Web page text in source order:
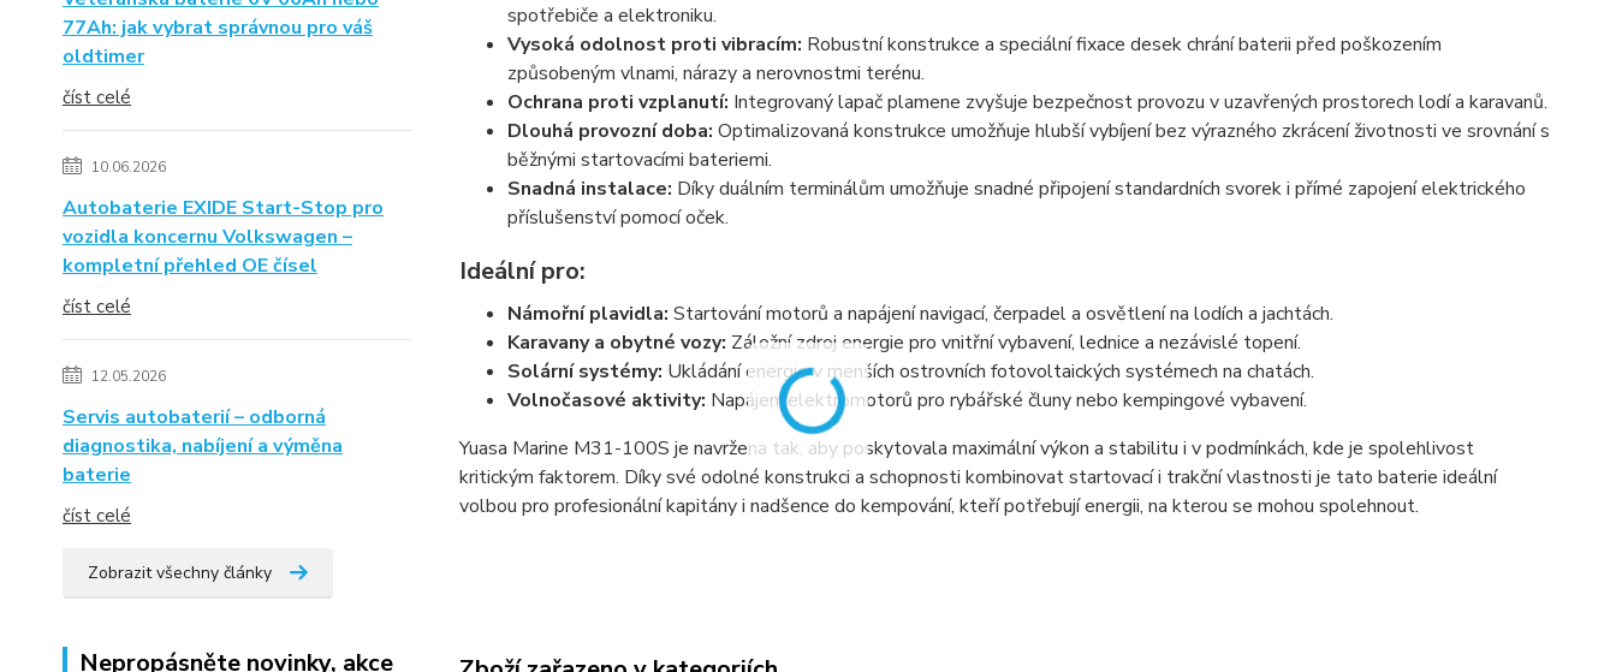
77Ah: jak vybrat správnou pro váš
oldtimer
číst celé
10.06.2026
Autobaterie EXIDE Start-Stop pro
vozidla koncernu Volkswagen –
kompletní přehled OE čísel
číst celé
12.05.2026
Servis autobaterií – odborná
diagnostika, nabíjení a výměna
baterie
číst celé
Zobrazit všechny články
Nepropásněte novinky, akce
spotřebiče a elektroniku.
Vysoká odolnost proti vibracím: Robustní konstrukce a speciální fixace desek chrání baterii před poškozením
způsobeným vlnami, nárazy a nerovnostmi terénu.
Ochrana proti vzplanutí: Integrovaný lapač plamene zvyšuje bezpečnost provozu v uzavřených prostorech lodí a karavanů.
Dlouhá provozní doba: Optimalizovaná konstrukce umožňuje hlubší vybíjení bez výrazného zkrácení životnosti ve srovnání s
běžnými startovacími bateriemi.
Snadná instalace: Díky duálním terminálům umožňuje snadné připojení standardních svorek i přímé zapojení elektrického
příslušenství pomocí oček.
Ideální pro:
Námořní plavidla: Startování motorů a napájení navigací, čerpadel a osvětlení na lodích a jachtách.
Karavany a obytné vozy: Záložní zdroj energie pro vnitřní vybavení, lednice a nezávislé topení.
Solární systémy: Ukládání energie v menších ostrovních fotovoltaických systémech na chatách.
Volnočasové aktivity: Napájení elektromotorů pro rybářské čluny nebo kempingové vybavení.
Yuasa Marine M31-100S je navržena tak, aby poskytovala maximální výkon a stabilitu i v podmínkách, kde je spolehlivost
kritickým faktorem. Díky své odolné konstrukci a schopnosti kombinovat startovací i trakční vlastnosti je tato baterie ideální
volbou pro profesionální kapitány i nadšence do kempování, kteří potřebují energii, na kterou se mohou spolehnout.